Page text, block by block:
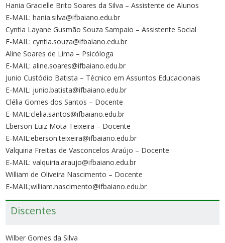
Hania Gracielle Brito Soares da Silva – Assistente de Alunos
E-MAIL: hania.silva@ifbaiano.edu.br
Cyntia Layane Gusmão Souza Sampaio – Assistente Social
E-MAIL: cyntia.souza@ifbaiano.edu.br
Aline Soares de Lima – Psicóloga
E-MAIL: aline.soares@ifbaiano.edu.br
Junio Custódio Batista – Técnico em Assuntos Educacionais
E-MAIL: junio.batista@ifbaiano.edu.br
Clélia Gomes dos Santos – Docente
E-MAIL:clelia.santos@ifbaiano.edu.br
Eberson Luiz Mota Teixeira – Docente
E-MAIL:eberson.teixeira@ifbaiano.edu.br
Valquiria Freitas de Vasconcelos Araújo – Docente
E-MAIL: valquiria.araujo@ifbaiano.edu.br
William de Oliveira Nascimento – Docente
E-MAIL;william.nascimento@ifbaiano.edu.br
Discentes
Wilber Gomes da Silva